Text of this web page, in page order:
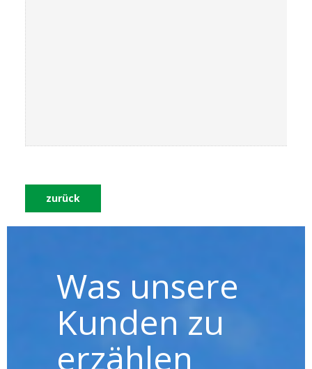
zurück
Was unsere
Kunden zu
erzählen